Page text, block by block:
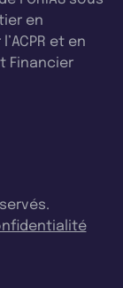
en
et en
Financier